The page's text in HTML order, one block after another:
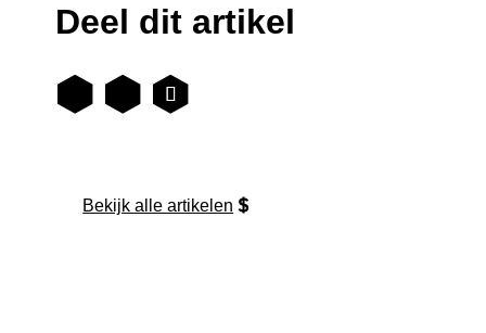
Deel dit artikel
Bekijk alle artikelen